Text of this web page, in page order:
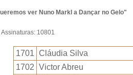
ver Nuno Markl a Dançar no Gelo"
Assinaturas: 10801
1701 Cláudia Silva
1702 Victor Abreu